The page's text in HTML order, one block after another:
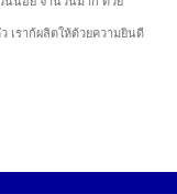
เราก้ผลิตให้ด้วยความยินดี